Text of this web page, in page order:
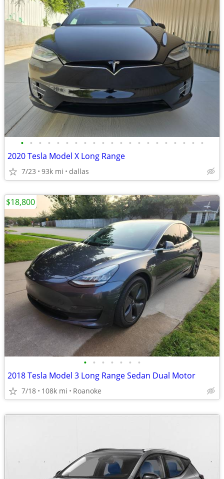
• • • • • • • • • • • • • • • • • • • • •
2020 Tesla Model X Long Range
7/23 93k mi dallas
• • • • • • •
2018 Tesla Model 3 Long Range Sedan Dual Motor
7/18 108k mi Roanoke
$18,800